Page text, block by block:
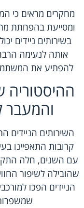
מחקרים מראים כי
ומסייעת בהפחתת
בשירותים ניידים
אותה לנעימה
להפתיע את
ההיסטוריה
והמעבר
השירותים הניידים
קרובות התאפיינו
עם השנים, חלה
שהובילה לשיפור
הניידים הפכו